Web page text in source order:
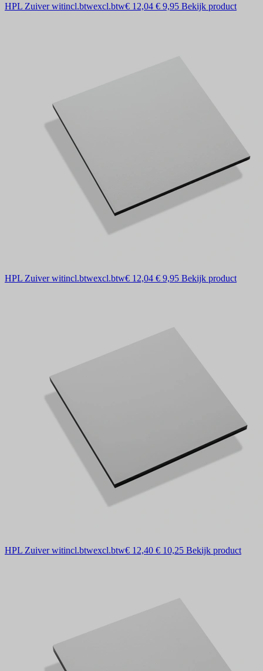
HPL Zuiver witincl.btwexcl.btw€ 12,04 € 9,95 Bekijk product
HPL Zuiver witincl.btwexcl.btw€ 12,04 € 9,95 Bekijk product
HPL Zuiver witincl.btwexcl.btw€ 12,40 € 10,25 Bekijk product